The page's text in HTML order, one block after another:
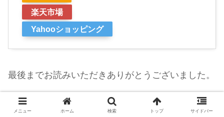
楽天市場
Yahooショッピング
最後までお読みいただきありがとうございました。
スポンサーリンク
メニュー ホーム 検索 トップ サイドバー